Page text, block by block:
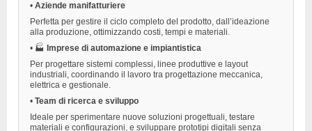
• Aziende manifatturiere
Perfetta per gestire il ciclo completo del prodotto, dall’ideazione
alla produzione, ottimizzando costi, tempi e materiali.
• 🏭 Imprese di automazione e impiantistica
Per progettare sistemi complessi, linee produttive e layout
industriali, coordinando il lavoro tra progettazione meccanica,
elettrica e gestionale.
• Team di ricerca e sviluppo
Ideale per sperimentare nuove soluzioni progettuali, testare
materiali e configurazioni, e sviluppare prototipi digitali senza